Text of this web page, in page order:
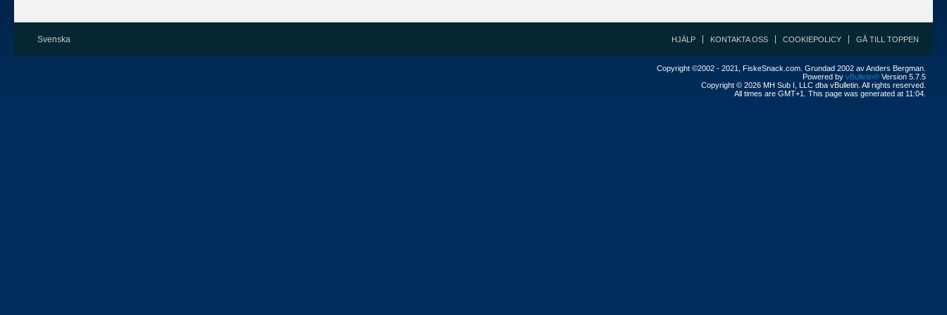
Svenska HJÄLP KONTAKTA OSS COOKIEPOLICY GÅ TILL TOPPEN
Copyright ©2002 - 2021, FiskeSnack.com. Grundad 2002 av Anders Bergman.
Powered by vBulletin® Version 5.7.5
Copyright © 2026 MH Sub I, LLC dba vBulletin. All rights reserved.
All times are GMT+1. This page was generated at 11:04.